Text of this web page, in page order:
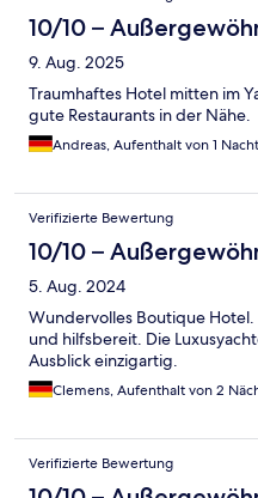
10/10 –
9. Aug. 2025
Traumhaftes Hotel mitten im
gute Restaurants in der Nähe.
Andreas, Aufenthalt von 1 Nacht
Verifizierte Bewertung
10/10 –
5. Aug. 2024
Wundervolles Boutique Hotel.
und hilfsbereit. Die
Ausblick einzigartig.
Clemens, Aufenthalt von 2
Verifizierte Bewertung